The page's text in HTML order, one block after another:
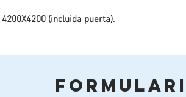
(incluida puerta).